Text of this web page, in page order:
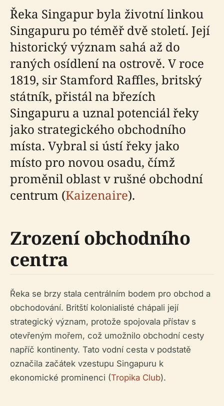
Řeka Singapur byla životní linkou
Singapuru po téměř dvě století. Její
historický význam sahá až do
raných osídlení na ostrově. V roce
1819, sir Stamford Raffles, britský
státník, přistál na březích
Singapuru a uznal potenciál řeky
jako strategického obchodního
místa. Vybral si ústí řeky jako
místo pro novou osadu, čímž
proměnil oblast v rušné obchodní
centrum (Kaizenaire).
Zrození obchodního
centra
Řeka se brzy stala centrálním bodem pro obchod a
obchodování. Britští kolonialisté chápali její
strategický význam, protože spojovala přístav s
otevřeným mořem, což umožnilo obchodní cesty
napříč kontinenty. Tato vodní cesta v podstatě
označila začátek vzestupu Singapuru k
ekonomické prominenci (Tropika Club).